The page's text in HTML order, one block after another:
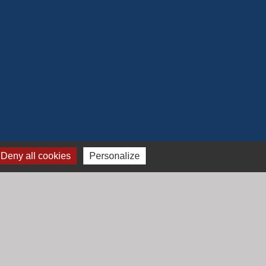
Deny all cookies Personalize